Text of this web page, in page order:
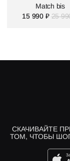
Match bis
15 990 ₽ 25
СКАЧИВАЙТЕ
ТОМ, ЧТОБЫ